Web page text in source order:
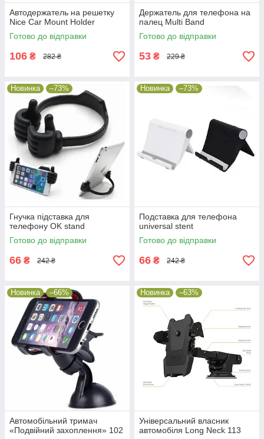
Автодержатель на решетку
Nice Car Mount Holder
Готово до відправки
106 ₴ 282 ₴
Держатель для телефона на
палец Multi Band
Готово до відправки
53 ₴ 229 ₴
Новинка –73%
Гнучка підставка для
телефону OK stand
Готово до відправки
66 ₴ 242 ₴
Новинка –73%
Подставка для телефона
universal stent
Готово до відправки
66 ₴ 242 ₴
Новинка –66%
Автомобільний тримач
«Подвійний захоплення» 102
Новинка –63%
Універсальний власник
автомобіля Long Neck 113